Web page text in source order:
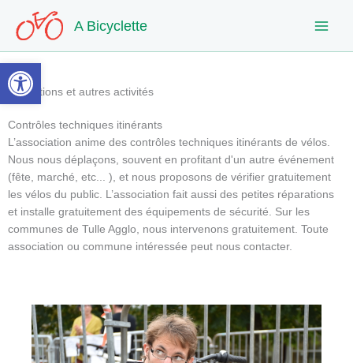
Ouvrir la barre d’outils
contenu
A Bicyclette
Animations et autres activités
Contrôles techniques itinérants
L’association anime des contrôles techniques itinérants de vélos.
Nous nous déplaçons, souvent en profitant d'un autre événement
(fête, marché, etc... ), et nous proposons de vérifier gratuitement
les vélos du public. L’association fait aussi des petites réparations
et installe gratuitement des équipements de sécurité. Sur les
communes de Tulle Agglo, nous intervenons gratuitement. Toute
association ou commune intéressée peut nous contacter.